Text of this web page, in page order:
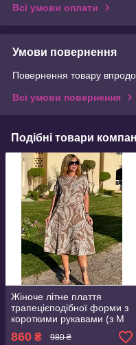
Всі умови оплати
Умови повернення
Повернення товару
Всі умови повернення
Подібні товари
Жіноче літне плаття
трапецієподібної форми з
короткими рукавами (з M
по 3XL)
860 ₴ 980 ₴